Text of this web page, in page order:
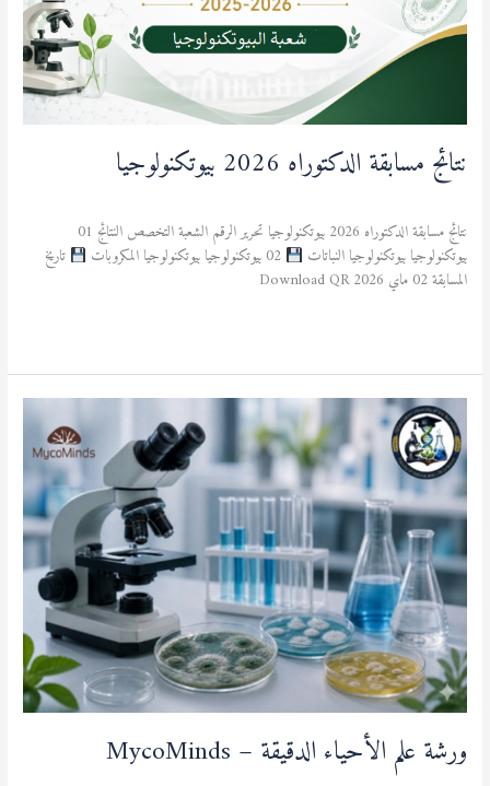
نتائج مسابقة الدكتوراه 2026 بيوتكنولوجيا
نتائج مسابقة الدكتوراه 2026 بيوتكنولوجيا تحرير الرقم الشعبة التخصص النتائج 01
بيوتكنولوجيا بيوتكنولوجيا النباتات
تاريخ
المسابقة 02 ماي 2026 Download QR
ورشة علم الأحياء الدقيقة – MycoMinds
ورشة
علم
الأحياء
الدقيقة
–
MycoMinds